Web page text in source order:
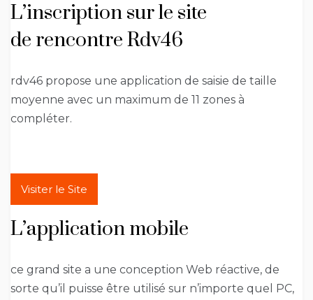
L’inscription sur le site
de rencontre Rdv46
rdv46 propose une application de saisie de taille
moyenne avec un maximum de 11 zones à
compléter.
Visiter le Site
L’application mobile
ce grand site a une conception Web réactive, de
sorte qu’il puisse être utilisé sur n’importe quel PC,